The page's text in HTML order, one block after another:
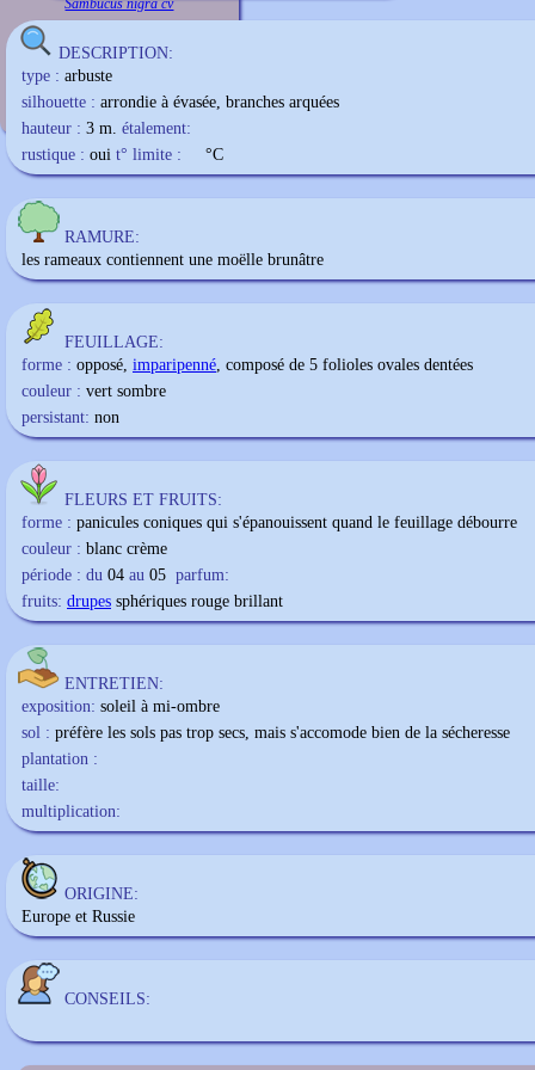
Sambucus nigra cv
DESCRIPTION:
type : arbuste
silhouette : arrondie à évasée, branches arquées
hauteur : 3 m. étalement:
rustique : oui t° limite : °C
RAMURE:
les rameaux contiennent une moëlle brunâtre
FEUILLAGE:
forme : opposé, imparipenné, composé de 5 folioles ovales dentées
couleur : vert sombre
persistant: non
FLEURS ET FRUITS:
forme : panicules coniques qui s'épanouissent quand le feuillage débourre
couleur : blanc crème
période : du 04 au 05 parfum:
fruits: drupes sphériques rouge brillant
ENTRETIEN:
exposition: soleil à mi-ombre
sol : préfère les sols pas trop secs, mais s'accomode bien de la sécheresse
plantation :
taille:
multiplication:
ORIGINE:
Europe et Russie
CONSEILS: